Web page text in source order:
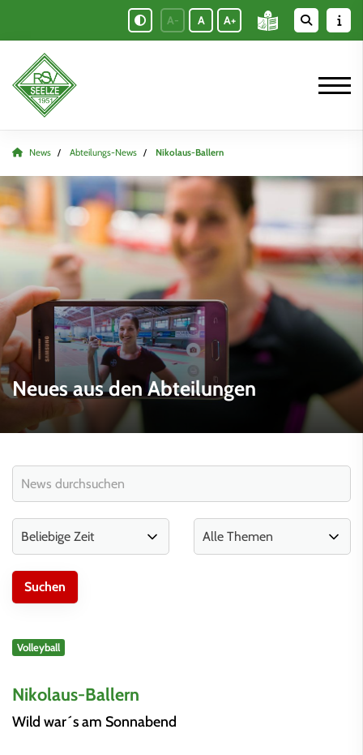
A- A A+
News Abteilungs-News Nikolaus-Ballern
Neues aus den Abteilungen
Volleyball
Nikolaus-Ballern
Wild war´s am Sonnabend